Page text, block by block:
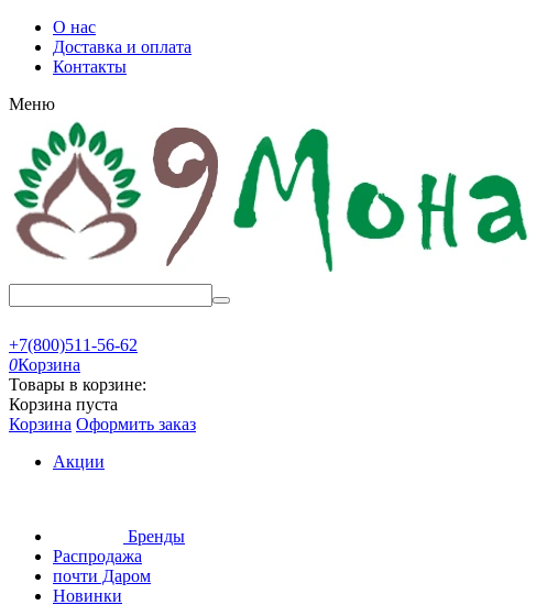
О нас
Доставка и оплата
Контакты
Меню
+7(800)511-56-62
0Корзина
Товары в корзине:
Корзина пуста
Корзина Оформить заказ
Акции
Бренды
Распродажа
почти Даром
Новинки